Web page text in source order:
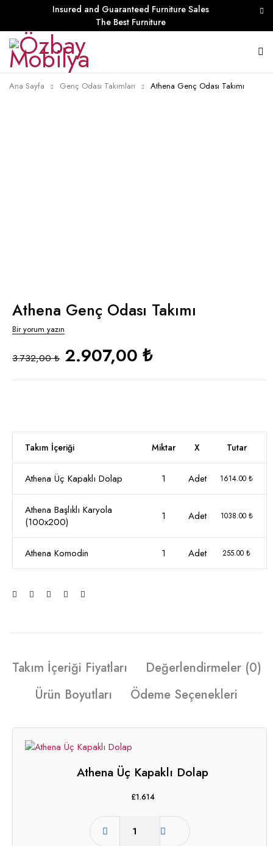
Insured and Guaranteed Furniture Sales
The Best Furniture
Ana Sayfa Genç Odası Takımları Athena Genç Odası Takımı
Athena Genç Odası Takımı
Bir yorum yazın
3.732,00 ₺ 2.907,00 ₺
Takım İçeriği Miktar X Tutar
Athena Üç Kapaklı Dolap 1 Adet 1614.00 ₺
Athena Başlıklı Karyola
(100x200)
1 Adet 1038.00 ₺
Athena Komodin 1 Adet 255.00 ₺
Takım İçeriği Fiyatları
Değerlendirmeler (0)
Ürün Boyutları
Ödeme Seçenekleri
Athena Üç Kapaklı Dolap
£1.614